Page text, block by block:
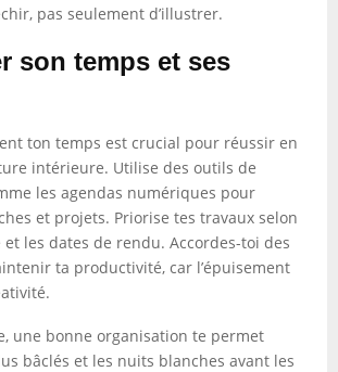
pas seulement d’illustrer.
son temps et ses
ton temps est crucial pour réussir en
intérieure. Utilise des outils de
les agendas numériques pour
et projets. Priorise tes travaux selon
les dates de rendu. Accordes-toi des
ta productivité, car l’épuisement
une bonne organisation te permet
bâclés et les nuits blanches avant les